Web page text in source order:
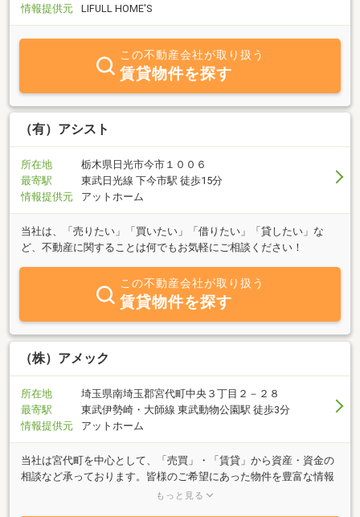
情報提供元
LIFULL HOME'S
この不動産会社が取り扱う
賃貸物件を探す
（有）アシスト
所在地
栃木県日光市今市１００６
最寄駅
東武日光線 下今市駅 徒歩15分
情報提供元
アットホーム
当社は、「売りたい」「買いたい」「借りたい」「貸したい」な
ど、不動産に関することは何でもお気軽にご相談ください！
この不動産会社が取り扱う
賃貸物件を探す
（株）アメック
所在地
埼玉県南埼玉郡宮代町中央３丁目２－２８
最寄駅
東武伊勢崎・大師線 東武動物公園駅 徒歩3分
情報提供元
アットホーム
当社は宮代町を中心として、「売買」・「賃貸」から資産・資金の
相談など承っております。皆様のご希望にあった物件を豊富な情報
力でご対応させていただきます。アメック（ａｍｅｘ）とは・・・
もっと見る